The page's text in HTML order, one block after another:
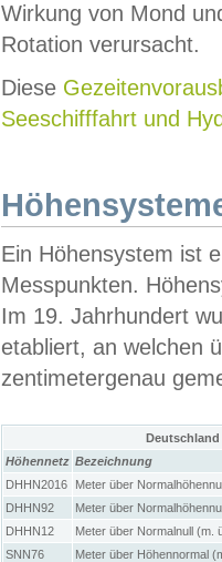
Wirkung von Mond
Rotation verursacht.
Diese
Seeschifffahrt und
Ein Höhensystem ist
Messpunkten.
Im 19. Jahrhundert
etabliert, an welchen
zentimetergenau
Höhennetz Bezeichnung
DHHN2016
Meter über
DHHN92
Meter über
DHHN12
Meter über Normalnull (m.
SNN76
Meter über Höhennormal